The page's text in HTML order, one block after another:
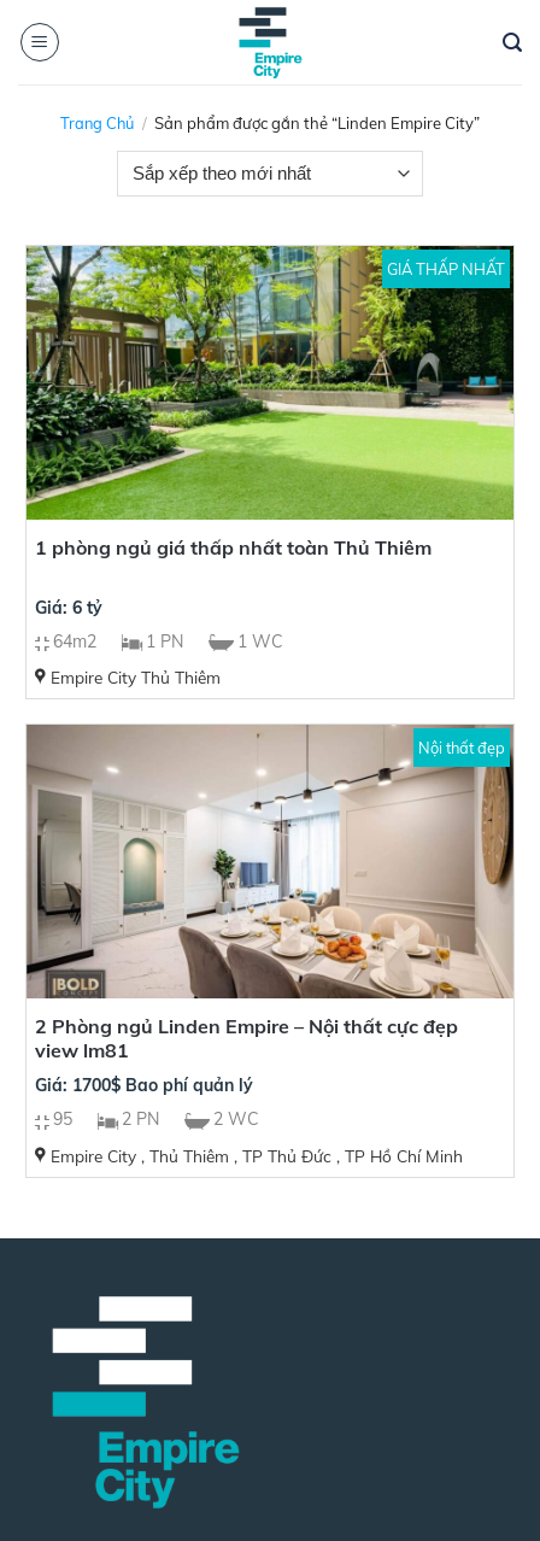
Trang Chủ / Sản phẩm được gắn thẻ “Linden Empire City”
GIÁ THẤP NHẤT
1 phòng ngủ giá thấp nhất toàn Thủ Thiêm
Giá: 6 tỷ
64m2
1 PN 1 WC
Empire City Thủ Thiêm
Nội thất đẹp
2 Phòng ngủ Linden Empire – Nội thất cực đẹp
view lm81
Giá: 1700$ Bao phí quản lý
95
2 PN 2 WC
Empire City , Thủ Thiêm , TP Thủ Đức , TP Hồ Chí Minh